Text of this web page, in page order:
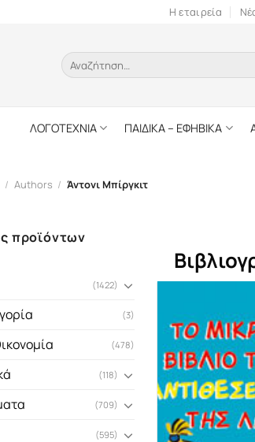
Η εταιρεία
Αναζήτηση
για:
ΛΟΓΟΤΕΧΝΙΑ ΠΑΙΔΙΚΑ – ΕΦΗΒΙΚΑ
/ Authors / Άντονι Μπίργκιτ
προϊόντων
(1422)
(3)
(478)
(118)
(709)
(595)